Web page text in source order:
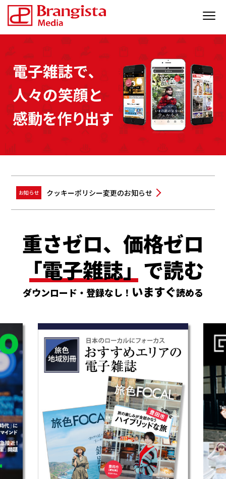
お知らせ クッキーポリシー変更のお知らせ
重さゼロ、価格ゼロ
「電子雑誌」 で読む
ダウンロード・登録なし！ いますぐ読める